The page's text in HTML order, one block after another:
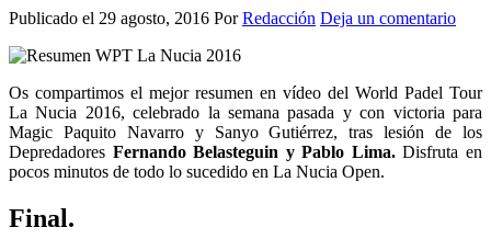
Publicado el 29 agosto, 2016 PorRedacción Deja un comentario
Os compartimos el mejor resumen en vídeo del World Padel Tour
La Nucia 2016, celebrado la semana pasada y con victoria para
Magic Paquito Navarro y Sanyo Gutiérrez, tras lesión de los
Depredadores Fernando Belasteguin y Pablo Lima.Disfruta en
pocos minutos de todo lo sucedido en La Nucia Open.
Final.